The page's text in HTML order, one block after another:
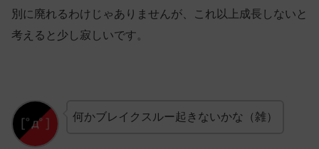
別に廃れるわけじゃありませんが、これ以上成長しないと
考えると少し寂しいです。
何かブレイクスルー起きないかな（雑）